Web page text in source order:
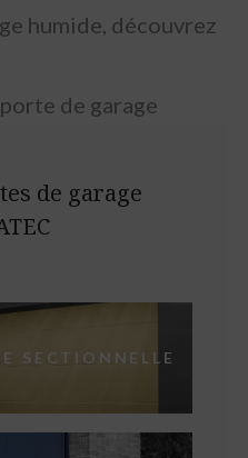
humide, découvrez
de garage
de garage
SECTIONNELLE